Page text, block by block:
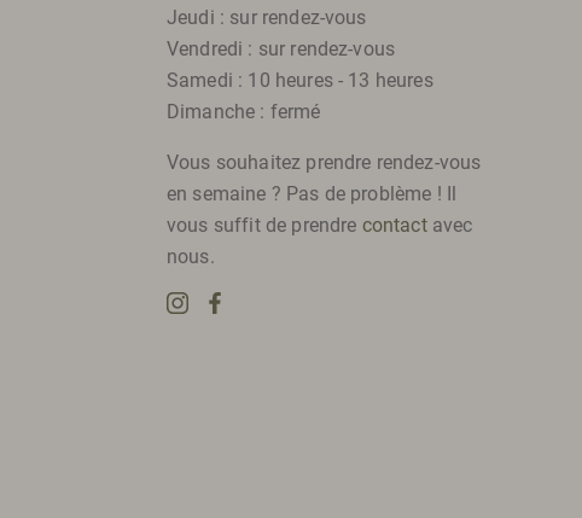
Jeudi : sur rendez-vous
Vendredi : sur rendez-vous
Samedi : 10 heures - 13 heures
Dimanche : fermé
Vous souhaitez prendre rendez-vous
en semaine ? Pas de problème ! Il
vous suffit de prendre contactavec
nous.